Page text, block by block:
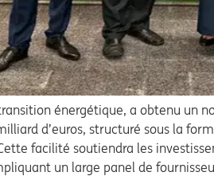
énergétique, a obtenu un
d’euros, structuré sous la
facilité soutiendra les
un large panel de